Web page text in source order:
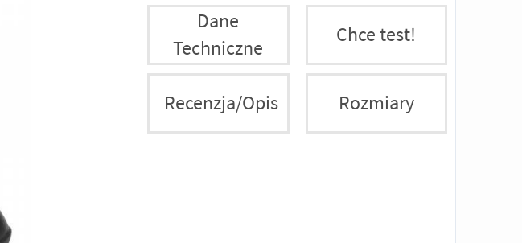
Dane
Techniczne
Chce test!
Recenzja/Opis Rozmiary